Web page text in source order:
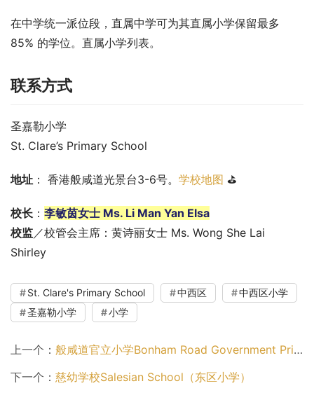
在中学统一派位段，直属中学可为其直属小学保留最多
85% 的学位。直属小学列表。
联系方式
圣嘉勒小学
St. Clare’s Primary School
地址 ： 香港般咸道光景台3-6号。 学校地图 ⛳
校长 ： 李敏茵女士 Ms. Li Man Yan Elsa
校监／校管会主席：黄诗丽女士 Ms. Wong She Lai
Shirley
St. Clare's Primary School 中西区
中西区小学
圣嘉勒小学
小学
上一个： 般咸道官立小学Bonham Road Government Primary School（中西区小学）
下一个： 慈幼学校Salesian School（东区小学）